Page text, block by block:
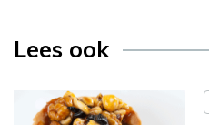
Lees ook